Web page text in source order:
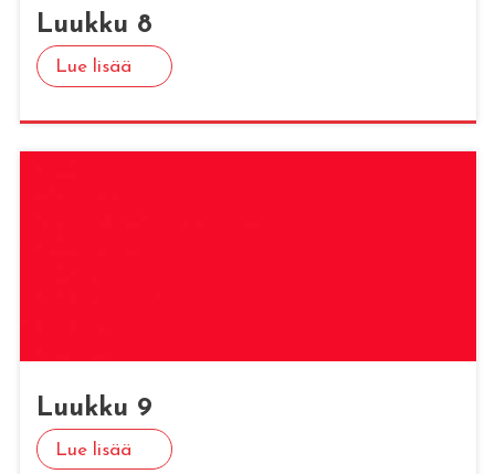
Luuk­ku 8
Lue lisää
Luuk­ku 9
Lue lisää